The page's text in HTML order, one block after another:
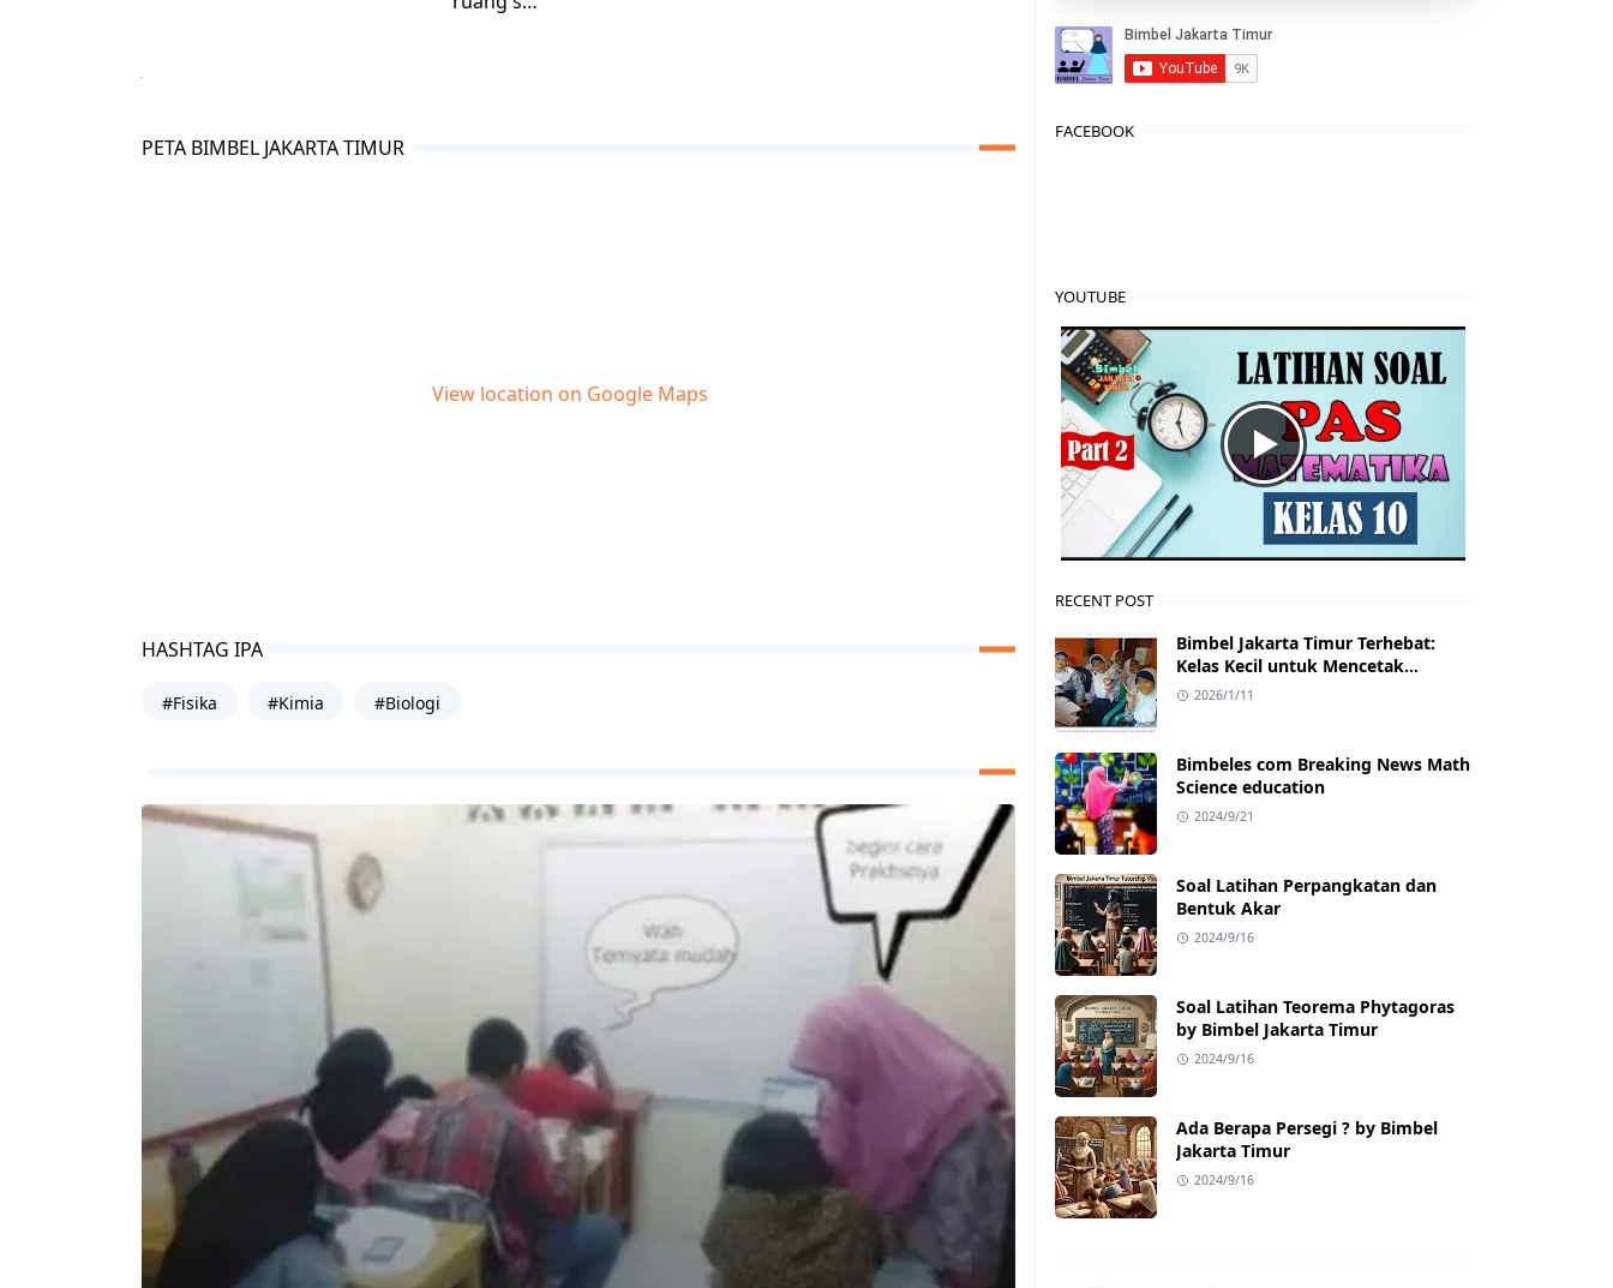
PETA BIMBEL JAKARTA TIMUR
View location on Google Maps
HASHTAG IPA
#Fisika #Kimia #Biologi
FACEBOOK
YOUTUBE
RECENT POST
Bimbel Jakarta Timur Terhebat:
Kelas Kecil untuk Mencetak
Prestasi Tinggi
2026/1/11
Bimbeles com Breaking News Math
Science education
2024/9/21
Soal Latihan Perpangkatan dan
Bentuk Akar
2024/9/16
Soal Latihan Teorema Phytagoras
by Bimbel Jakarta Timur
2024/9/16
Ada Berapa Persegi ? by Bimbel
Jakarta Timur
2024/9/16